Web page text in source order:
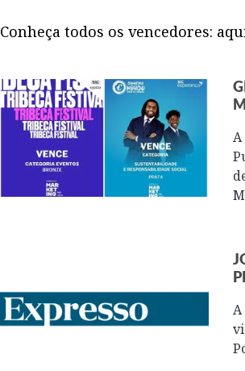
Conheça todos os vencedores: